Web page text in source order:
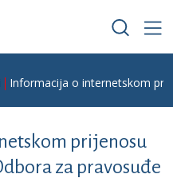
Informacija o internetskom
prijenosu
za pravosuđe